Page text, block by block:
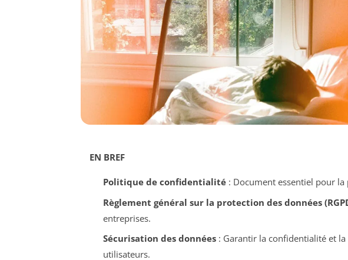
EN BREF
Politique de confidentialité: Document essentiel pour la
Règlement général sur la protection des données
entreprises.
Sécurisation des données: Garantir la confidentialité et
utilisateurs.